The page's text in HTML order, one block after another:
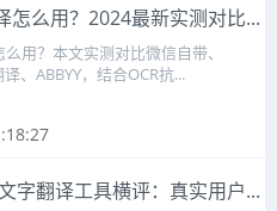
怎么用？2024最新实测对比...
用？本文实测对比微信自带、
、ABBYY，结合OCR抗...
字翻译工具横评：真实用户...